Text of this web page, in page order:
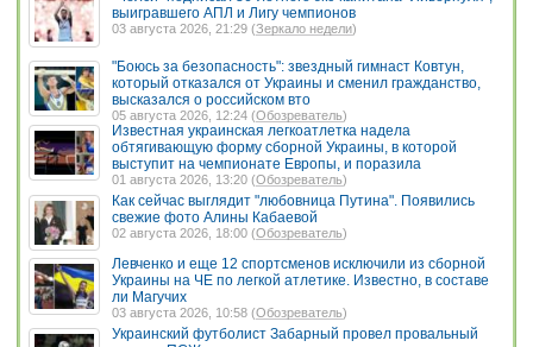
выигравшего АПЛ и Лигу чемпионов
03 августа 2026, 21:29 (Зеркало недели)
"Боюсь за безопасность": звездный гимнаст Ковтун,
который отказался от Украины и сменил гражданство,
высказался о российском вто
05 августа 2026, 12:24 (Обозреватель)
Известная украинская легкоатлетка надела
обтягивающую форму сборной Украины, в которой
выступит на чемпионате Европы, и поразила
01 августа 2026, 13:20 (Обозреватель)
Как сейчас выглядит "любовница Путина". Появились
свежие фото Алины Кабаевой
02 августа 2026, 18:00 (Обозреватель)
Левченко и еще 12 спортсменов исключили из сборной
Украины на ЧЕ по легкой атлетике. Известно, в составе
ли Магучих
03 августа 2026, 10:58 (Обозреватель)
Украинский футболист Забарный провел провальный